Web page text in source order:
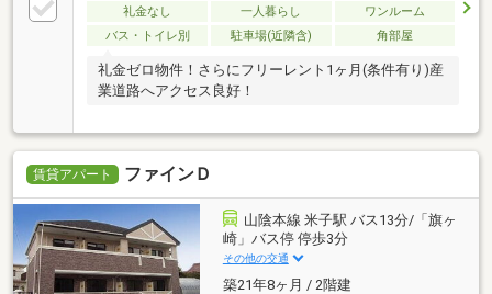
礼金なし 一人暮らし
ワンルーム
バス・トイレ別
駐車場(近隣含) 角部屋
礼金ゼロ物件！さらにフリーレント1ヶ月(条件有り)産
業道路へアクセス良好！
賃貸アパート ファインＤ
山陰本線 米子駅 バス13分/「旗ヶ
崎」バス停 停歩3分
その他の交通
築21年8ヶ月 / 2階建